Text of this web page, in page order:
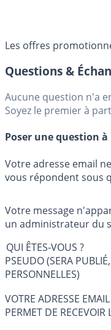
Les offres
Questions &
Aucune question n'a
Soyez le premier à
Poser une question
Votre adresse email
vous répondent sous
Votre message
un administrateur du
QUI ÊTES-VOUS ?
PSEUDO (SERA
PERSONNELLES)
VOTRE ADRESSE
PERMET DE RECEVOIR